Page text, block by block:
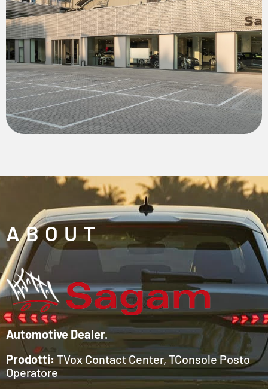
ABOUT
Automotive Dealer.
Prodotti: TVox Contact Center, TConsole Posto
Operatore